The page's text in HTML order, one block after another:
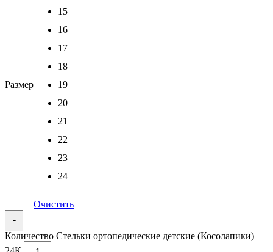
Размер
15
16
17
18
19
20
21
22
23
24
Очистить
-
Количество Стельки ортопедические детские (Косолапики)